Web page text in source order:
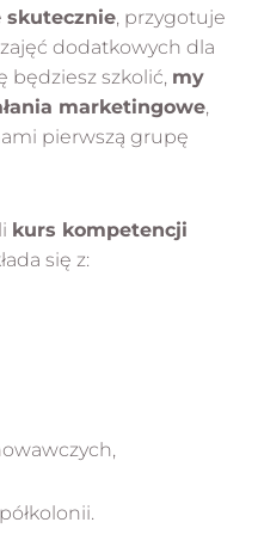
skutecznie, przygotuje
dodatkowych dla
będziesz szkolić, my
marketingowe,
pierwszą grupę
kurs kompetencji
się z: